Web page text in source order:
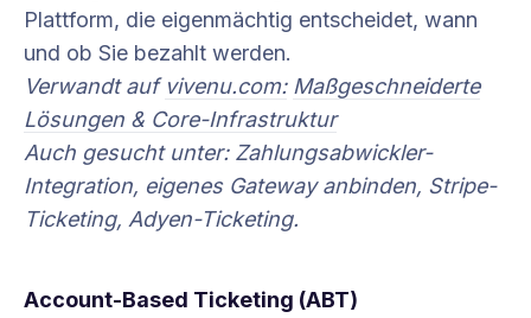
Plattform, die eigenmächtig entscheidet, wann
und ob Sie bezahlt werden.
Verwandt auf vivenu.com: Maßgeschneiderte
Lösungen & Core-Infrastruktur
Auch gesucht unter: Zahlungsabwickler-
Integration, eigenes Gateway anbinden, Stripe-
Ticketing, Adyen-Ticketing.
Account-Based Ticketing (ABT)